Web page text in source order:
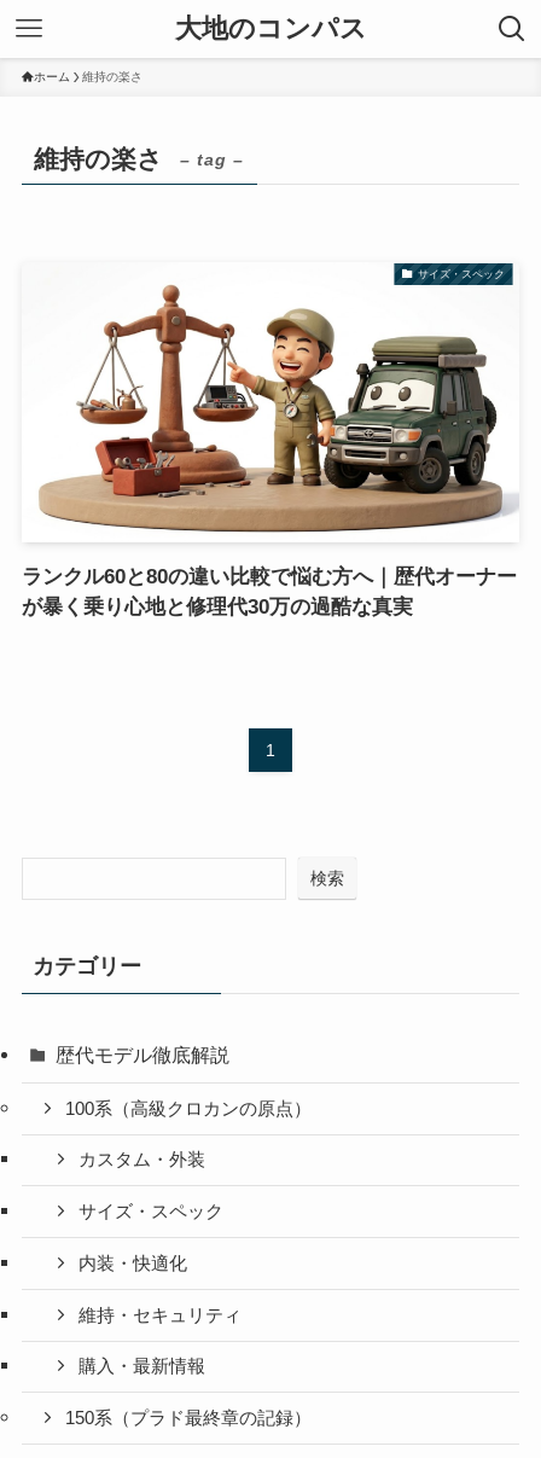
大地のコンパス
ホーム 維持の楽さ
維持の楽さ – tag –
サイズ・スペック
ランクル60と80の違い比較で悩む方へ｜歴代オーナー
が暴く乗り心地と修理代30万の過酷な真実
1
検索
カテゴリー
歴代モデル徹底解説
100系（高級クロカンの原点）
カスタム・外装
サイズ・スペック
内装・快適化
維持・セキュリティ
購入・最新情報
150系（プラド最終章の記録）